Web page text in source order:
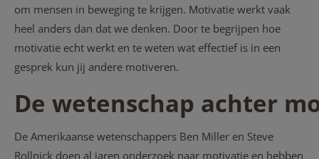
om mensen in beweging te krijgen. Motivatie werkt vaak
heel anders dan dat we denken. Door te begrijpen hoe
motivatie echt werkt en te weten wat effectief is in een
gesprek kun jij andere motiveren.
De wetenschap achter
De Amerikaanse wetenschappers Ben Miller en Steve
Rollnick doen al jaren onderzoek naar motivatie en hebben